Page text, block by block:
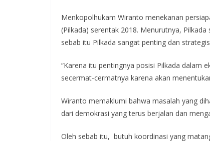
Menkopolhukam Wiranto menekanan
(Pilkada) serentak 2018. Menurutnya,
sebab itu Pilkada sangat penting dan
“Karena itu pentingnya posisi Pilkada dalam
secermat-cermatnya karena akan
Wiranto memaklumi bahwa masalah yang
dari demokrasi yang terus berjalan dan
Oleh sebab itu, butuh koordinasi yang